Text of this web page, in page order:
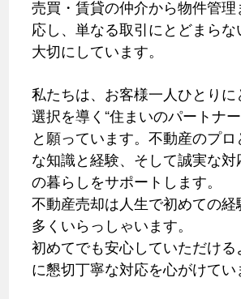
売買・賃貸の仲介から物件管
応し、単なる取引にとどまらな
大切にしています。
私たちは、お客様一人ひとり
選択を導く“住まいのパートナ
と願っています。不動産のプ
な知識と経験、そして誠実な対
の暮らしをサポートします。
不動産売却は人生で初めての経
多くいらっしゃいます。
初めてでも安心していただけ
に懇切丁寧な対応を心がけてい